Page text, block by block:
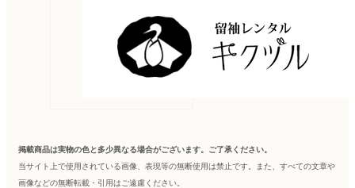
掲載商品は実物の色と多少異なる場合がございます。ご了承ください。
当サイト上で使用されている画像、表現等の無断使用は禁止です。また、すべての文章や
画像などの無断転載・引用はご遠慮ください。